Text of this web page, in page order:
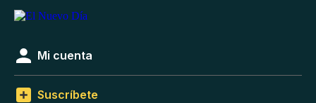
Mi cuenta
Suscríbete